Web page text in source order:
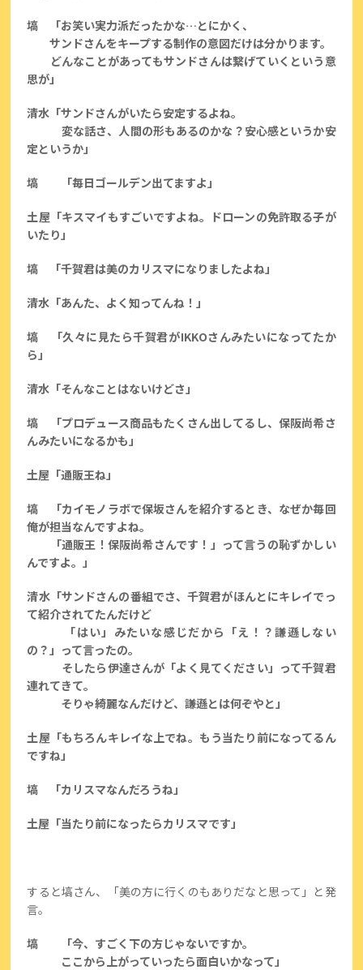
塙 「お笑い実力派だったかな…とにかく、
サンドさんをキープする制作の意図だけは分かります。
どんなことがあってもサンドさんは繋げていくという意
思が」
清水「サンドさんがいたら安定するよね。
変な話さ、人間の形もあるのかな？安心感というか安
定というか」
塙 「毎日ゴールデン出てますよ」
土屋「キスマイもすごいですよね。ドローンの免許取る子が
いたり」
塙 「千賀君は美のカリスマになりましたよね」
清水「あんた、よく知ってんね！」
塙 「久々に見たら千賀君がIKKOさんみたいになってたか
ら」
清水「そんなことはないけどさ」
塙 「プロデュース商品もたくさん出してるし、保阪尚希さ
んみたいになるかも」
土屋「通販王ね」
塙 「カイモノラボで保坂さんを紹介するとき、なぜか毎回
俺が担当なんですよね。
「通販王！保阪尚希さんです！」って言うの恥ずかしい
んですよ。」
清水「サンドさんの番組でさ、千賀君がほんとにキレイでっ
て紹介されてたんだけど
「はい」みたいな感じだから「え！？謙遜しない
の？」って言ったの。
そしたら伊達さんが「よく見てください」って千賀君
連れてきて。
そりゃ綺麗なんだけど、謙遜とは何ぞやと」
土屋「もちろんキレイな上でね。もう当たり前になってるん
ですね」
塙 「カリスマなんだろうね」
土屋「当たり前になったらカリスマです」
すると塙さん、「美の方に行くのもありだなと思って」と発
言。
塙 「今、すごく下の方じゃないですか。
ここから上がっていったら面白いかなって」